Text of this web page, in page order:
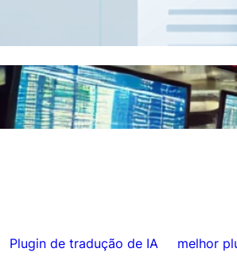
Como adicionar um alternador de
Ignorar traduções para conteúdo
específico com FluentC
Plugin de tradução de IA melhor